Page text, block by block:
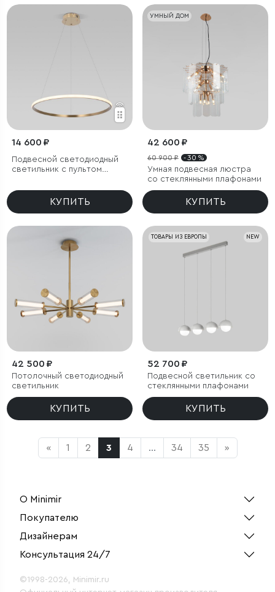
14 600 ₽
Подвесной светодиодный
светильник с пультом
КУПИТЬ
УМНЫЙ ДОМ
42 600 ₽
60 900 ₽ - 30 %
Умная подвесная люстра
со стеклянными плафонами
КУПИТЬ
42 500 ₽
Потолочный светодиодный
светильник
КУПИТЬ
NEW
ТОВАРЫ ИЗ ЕВРОПЫ
52 700 ₽
Подвесной светильник со
стеклянными плафонами
КУПИТЬ
« 1 2 3 4 ... 34 35 »
О Minimir
Покупателю
Дизайнерам
Консультация 24/7
©1998-2026, Minimir.ru